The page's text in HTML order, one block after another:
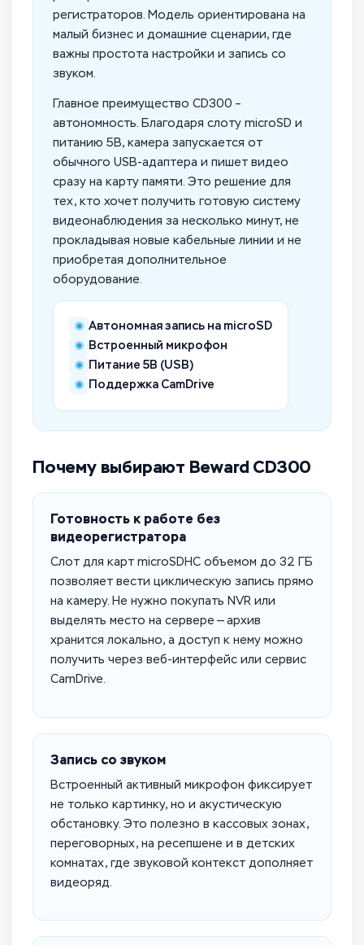
регистраторов. Модель ориентирована на
малый бизнес и домашние сценарии, где
важны простота настройки и запись со
звуком.
Главное преимущество CD300 –
автономность. Благодаря слоту microSD и
питанию 5В, камера запускается от
обычного USB-адаптера и пишет видео
сразу на карту памяти. Это решение для
тех, кто хочет получить готовую систему
видеонаблюдения за несколько минут, не
прокладывая новые кабельные линии и не
приобретая дополнительное
оборудование.
◉ Автономная запись на microSD
◉ Встроенный микрофон
◉ Питание 5В (USB)
◉ Поддержка CamDrive
Почему выбирают Beward CD300
Готовность к работе без
видеорегистратора
Слот для карт microSDHC объемом до 32 ГБ
позволяет вести циклическую запись прямо
на камеру. Не нужно покупать NVR или
выделять место на сервере — архив
хранится локально, а доступ к нему можно
получить через веб-интерфейс или сервис
CamDrive.
Запись со звуком
Встроенный активный микрофон фиксирует
не только картинку, но и акустическую
обстановку. Это полезно в кассовых зонах,
переговорных, на ресепшене и в детских
комнатах, где звуковой контекст дополняет
видеоряд.